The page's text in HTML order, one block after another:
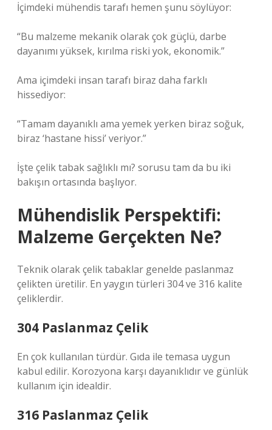
İçimdeki mühendis tarafı hemen şunu söylüyor:
“Bu malzeme mekanik olarak çok güçlü, darbe
dayanımı yüksek, kırılma riski yok, ekonomik.”
Ama içimdeki insan tarafı biraz daha farklı
hissediyor:
“Tamam dayanıklı ama yemek yerken biraz soğuk,
biraz ‘hastane hissi’ veriyor.”
İşte çelik tabak sağlıklı mı? sorusu tam da bu iki
bakışın ortasında başlıyor.
Mühendislik Perspektifi:
Malzeme Gerçekten Ne?
Teknik olarak çelik tabaklar genelde paslanmaz
çelikten üretilir. En yaygın türleri 304 ve 316 kalite
çeliklerdir.
304 Paslanmaz Çelik
En çok kullanılan türdür. Gıda ile temasa uygun
kabul edilir. Korozyona karşı dayanıklıdır ve günlük
kullanım için idealdir.
316 Paslanmaz Çelik